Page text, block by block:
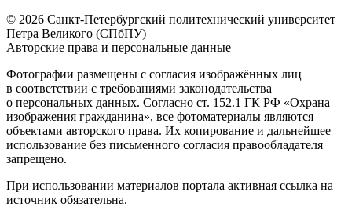
© 2026 Санкт-Петербургский политехнический университет
Петра Великого (СПбПУ)
Авторские права и персональные данные
Фотографии размещены с согласия изображённых лиц
в соответствии с требованиями законодательства
о персональных данных. Согласно ст. 152.1 ГК РФ «Охрана
изображения гражданина», все фотоматериалы являются
объектами авторского права. Их копирование и дальнейшее
использование без письменного согласия правообладателя
запрещено.
При использовании материалов портала активная ссылка на
источник обязательна.